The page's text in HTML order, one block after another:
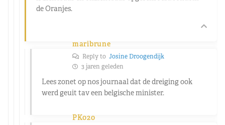
de Oranjes.
maribrune
Reply to Josine Droogendijk
3 jaren geleden
Lees zonet op nos journaal dat de dreiging ook
werd geuit tav een belgische minister.
PK020